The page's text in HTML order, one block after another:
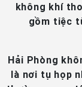
không khí
gồm tiệc
Hải Phòng
là nơi tụ họp